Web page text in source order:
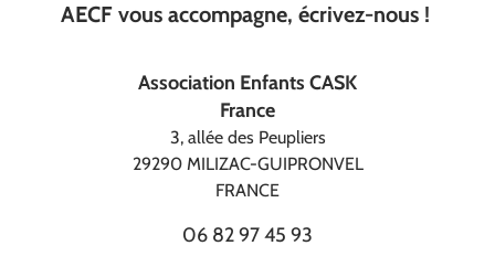
AECF vous accompagne, écrivez-nous !
Association Enfants CASK
France
3, allée des Peupliers
29290 MILIZAC-GUIPRONVEL
FRANCE
06 82 97 45 93